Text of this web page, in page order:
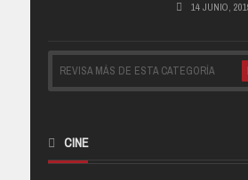
14 JUNIO,
REVISA MÁS DE ESTA CATEGORÍA
CINE